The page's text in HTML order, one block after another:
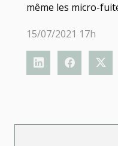
même les micro-
15/07/2021 17h